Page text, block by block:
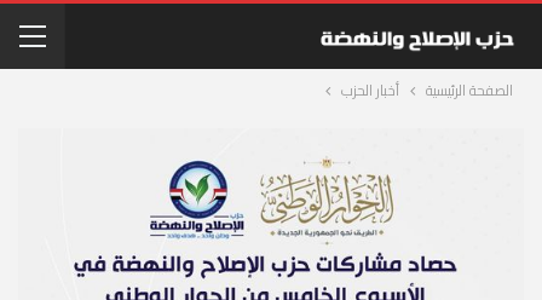
الصفحة الرئيسية أخبار الحزب